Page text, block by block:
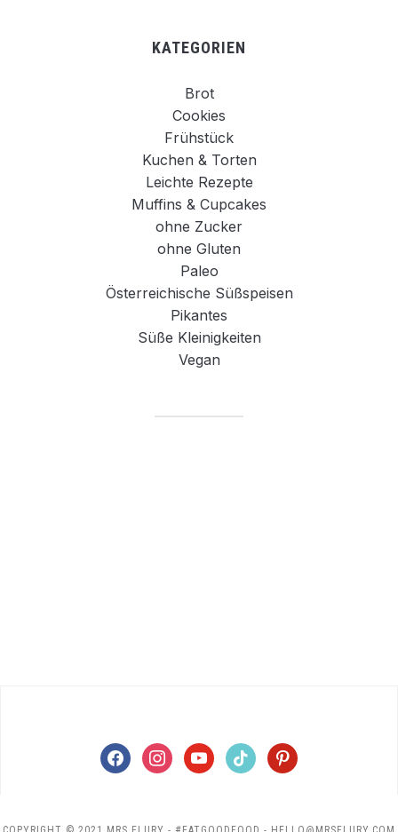
KATEGORIEN
Brot
Cookies
Frühstück
Kuchen & Torten
Leichte Rezepte
Muffins & Cupcakes
ohne Zucker
ohne Gluten
Paleo
Österreichische Süßspeisen
Pikantes
Süße Kleinigkeiten
Vegan
facebookinstagramyoutubetiktok pinterest